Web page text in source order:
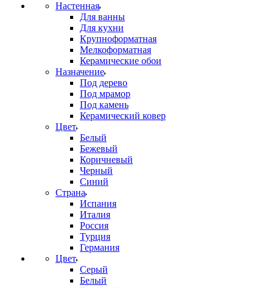
Настенная
Для ванны
Для кухни
Крупноформатная
Мелкоформатная
Керамические обои
Назначение
Под дерево
Под мрамор
Под камень
Керамический ковер
Цвет
Белый
Бежевый
Коричневый
Черный
Синий
Страна
Испания
Италия
Россия
Турция
Германия
Цвет
Серый
Белый